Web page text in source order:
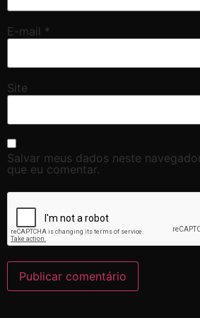
E-mail *
Site
Salvar meus dados neste
que eu comentar.